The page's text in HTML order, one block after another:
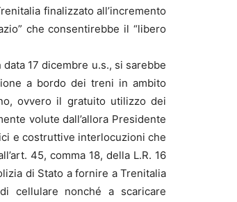
finalizzato all’incremento
che consentirebbe il “libero
17 dicembre u.s., si sarebbe
a bordo dei treni in ambito
ovvero il gratuito utilizzo dei
volute dall’allora Presidente
e costruttive interlocuzioni che
45, comma 18, della L.R. 16
di Stato a fornire a Trenitalia
cellulare nonché a scaricare